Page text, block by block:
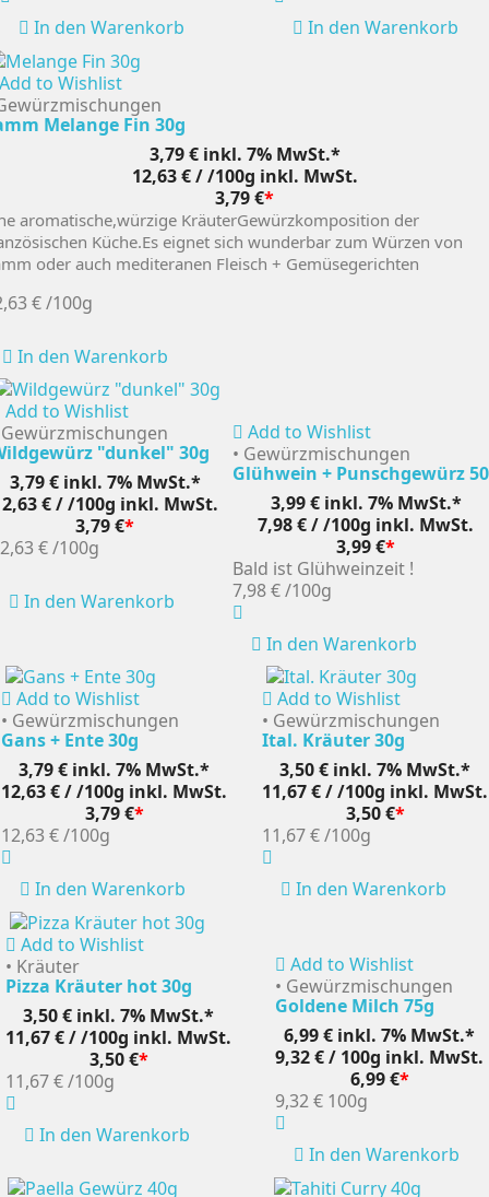
In den Warenkorb In den Warenkorb
Add to Wishlist
Melange Fin 30g
3,79 € inkl. 7% MwSt.*
12,63 € / /100g inkl. MwSt.
3,79 €*
aromatische,würzige KräuterGewürzkomposition der
Küche.Es eignet sich wunderbar zum Würzen von
oder auch mediteranen Fleisch + Gemüsegerichten
€/100g
In den Warenkorb
Add to Wishlist
Gewürzmischungen
"dunkel" 30g
3,79 € inkl. 7% MwSt.*
€ / /100g inkl. MwSt.
3,79 €*
€ /100g
In den Warenkorb
Add to Wishlist
• Gewürzmischungen
Glühwein + Punschgewürz
3,99 € inkl. 7% MwSt.*
7,98 € / /100g inkl. MwSt.
3,99 €*
Bald ist Glühweinzeit !
7,98 € /100g
In den Warenkorb
Add to Wishlist
• Gewürzmischungen
Gans + Ente 30g
3,79 € inkl. 7% MwSt.*
12,63 € / /100g inkl. MwSt.
3,79 €*
12,63 €/100g
In den Warenkorb
Add to Wishlist
• Gewürzmischungen
Ital. Kräuter 30g
3,50 € inkl. 7% MwSt.*
11,67 € / /100g inkl. MwSt.
3,50 €*
11,67 €/100g
In den Warenkorb
Add to Wishlist
• Kräuter
Pizza Kräuter hot 30g
3,50 € inkl. 7% MwSt.*
11,67 € / /100g inkl. MwSt.
3,50 €*
11,67 €/100g
In den Warenkorb
Add to Wishlist
• Gewürzmischungen
Goldene Milch 75g
6,99 € inkl. 7% MwSt.*
9,32 € / 100g inkl. MwSt.
6,99 €*
9,32 € 100g
In den Warenkorb